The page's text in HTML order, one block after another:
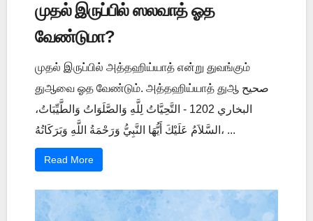
முதல் இருப்பில் ஸலவாத் ஓத
வேண்டுமா?
முதல் இருப்பில் அத்தஹிய்யாத் என்று துவங்கும்
துஆவை ஓத வேண்டும். அத்தஹிய்யாத் துஆ صحيح
البخاري 1202 - التَّحِيَّاتُ لِلَّهِ وَالصَّلَوَاتُ وَالطَّيِّبَاتُ،
السَّلاَمُ عَلَيْكَ أَيُّهَا النَّبِيُّ وَرَحْمَةُ اللَّهِ وَبَرَكَاتُهُ، ...
Read More